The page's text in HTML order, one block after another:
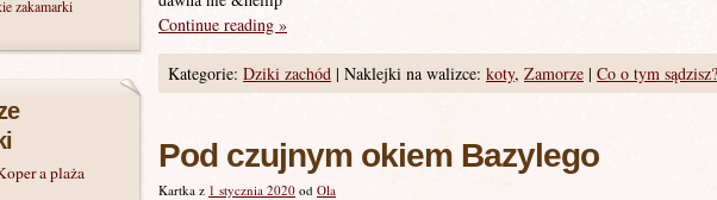
Continue reading »
Kategorie: Dziki zachód | Naklejki na walizce: koty, Zamorze | Co o tym sądzisz?
Pod czujnym okiem Bazylego
Kartka z 1 stycznia 2020 od Ola
zakamarki
a plaża